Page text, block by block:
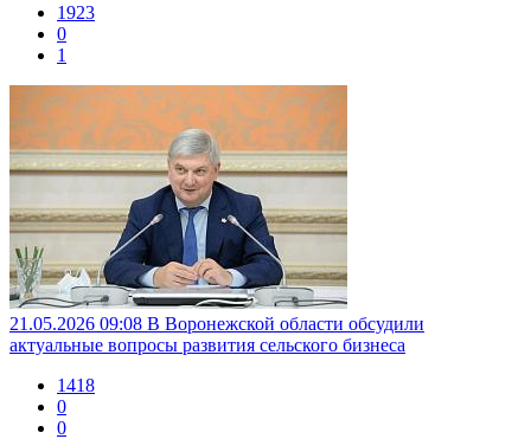
1923
0
1
21.05.2026 09:08 В Воронежской области обсудили
актуальные вопросы развития сельского бизнеса
1418
0
0